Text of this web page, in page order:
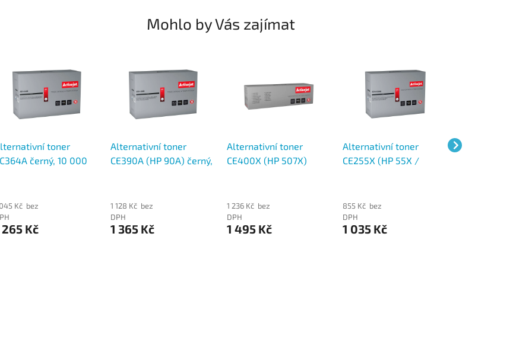
Mohlo by Vás zajímat
toner
černý, 10 000
Kč bez
265 Kč
Alternativní toner
CE390A (HP 90A) černý,
1 128 Kč bez
DPH
1 365 Kč
Alternativní toner
CE400X (HP 507X)
1 236 Kč bez
DPH
1 495 Kč
Alternativní toner
CE255X (HP 55X /
855 Kč bez
DPH
1 035 Kč
Alternativní